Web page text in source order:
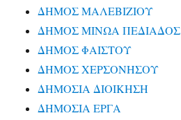
ΔΗΜΟΣ ΜΑΛΕΒΙΖΙΟΥ
ΔΗΜΟΣ ΜΙΝΩΑ ΠΕΔΙΑΔΟΣ
ΔΗΜΟΣ ΦΑΙΣΤΟΥ
ΔΗΜΟΣ ΧΕΡΣΟΝΗΣΟΥ
ΔΗΜΟΣΙΑ ΔΙΟΙΚΗΣΗ
ΔΗΜΟΣΙΑ ΕΡΓΑ